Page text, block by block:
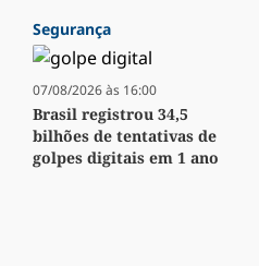
Segurança
07/08/2026 às 16:00
Brasil registrou 34,5
bilhões de tentativas de
golpes digitais em 1 ano